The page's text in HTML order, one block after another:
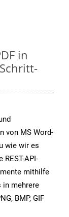
in
von MS Word-
wie wir es
API-
mithilfe
in mehrere
BMP, GIF